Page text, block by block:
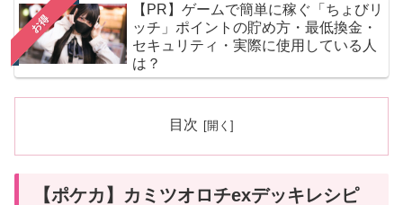
お得
【PR】ゲームで簡単に稼ぐ「ちょびリ
ッチ」ポイントの貯め方・最低換金・
セキュリティ・実際に使用している人
は？
目次
【ポケカ】カミツオロチexデッキレシピ